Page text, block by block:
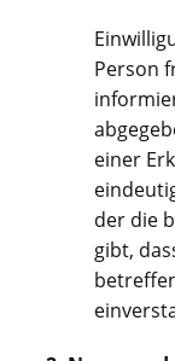
Person
einer
der die
gibt,